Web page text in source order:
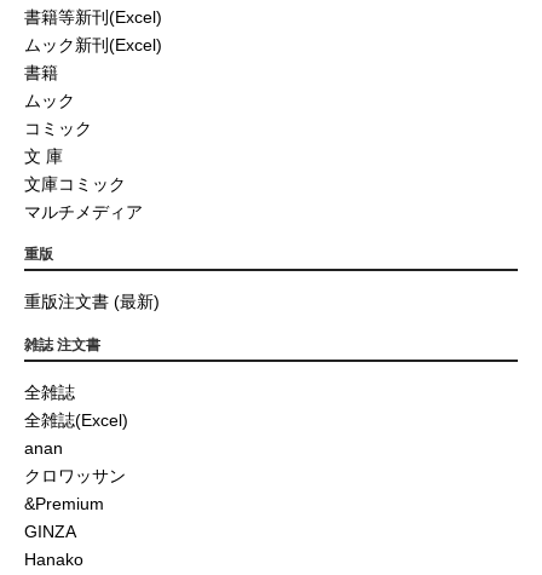
書籍等新刊(Excel)
ムック新刊(Excel)
書籍
ムック
コミック
文 庫
文庫コミック
マルチメディア
重版
重版注文書 (最新)
雑誌 注文書
全雑誌
全雑誌(Excel)
anan
クロワッサン
&Premium
GINZA
Hanako